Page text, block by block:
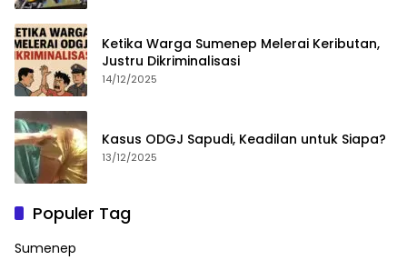
Ketika Warga Sumenep Melerai Keributan,
Justru Dikriminalisasi
14/12/2025
Kasus ODGJ Sapudi, Keadilan untuk Siapa?
13/12/2025
Populer Tag
Sumenep